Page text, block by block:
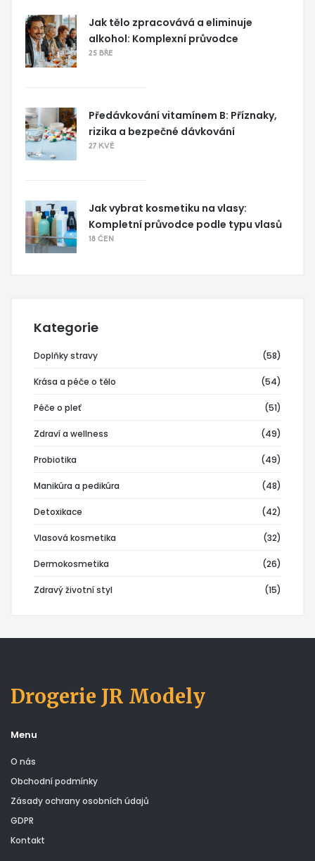
Jak tělo zpracovává a eliminuje
alkohol: Komplexní průvodce
25 BŘE
Předávkování vitamínem B: Příznaky,
rizika a bezpečné dávkování
27 KVĚ
Jak vybrat kosmetiku na vlasy:
Kompletní průvodce podle typu vlasů
18 ČEN
Kategorie
Doplňky stravy (58)
Krása a péče o tělo (54)
Péče o pleť (51)
Zdraví a wellness (49)
Probiotika (49)
Manikúra a pedikúra (48)
Detoxikace (42)
Vlasová kosmetika (32)
Dermokosmetika (26)
Zdravý životní styl (15)
Drogerie JR Modely
Menu
O nás
Obchodní podmínky
Zásady ochrany osobních údajů
GDPR
Kontakt